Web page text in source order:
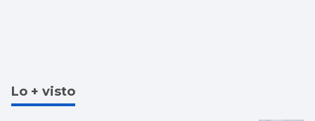
Lo + visto